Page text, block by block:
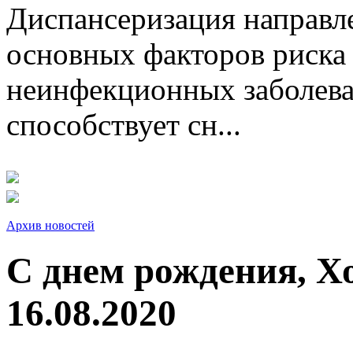
Диспансеризация
основных факторов
неинфекционных
способствует сн...
Архив новостей
С днем рождения,
16.08.2020